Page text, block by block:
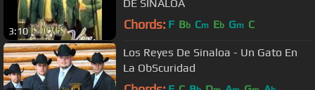
3:10
DE SINALOA
Chords: F Bb Cm Eb Gm C
Los Reyes De Sinaloa - Un Gato En
La ObScuridad